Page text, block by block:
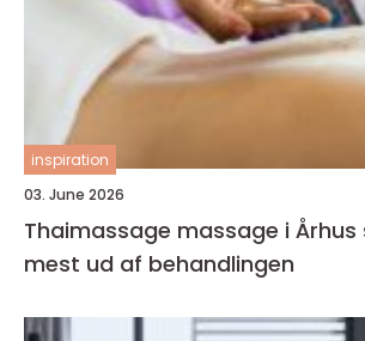
inspiration
03. June 2026
Thaimassage massage i Århus sådan får du
mest ud af behandlingen